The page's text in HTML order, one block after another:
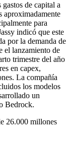
de capital a
aproximadamente
para
indicó que este
por la demanda de
el lanzamiento de
trimestre del año
en capex,
La compañía
los modelos
un
Bedrock.
26.000 millones